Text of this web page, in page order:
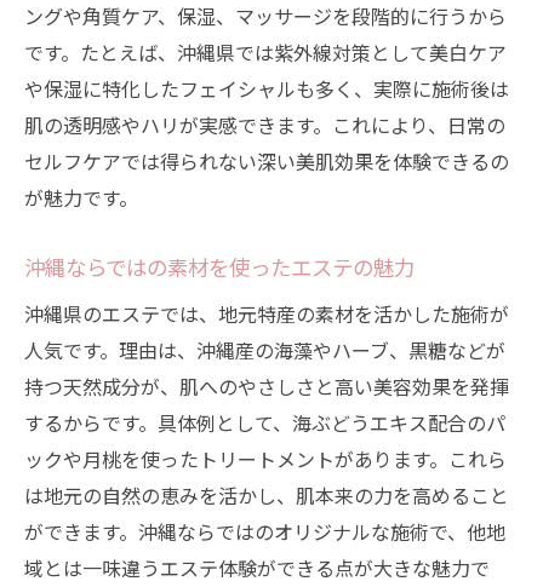
ングや角質ケア、保湿、マッサージを段階的に行うから
です。たとえば、沖縄県では紫外線対策として美白ケア
や保湿に特化したフェイシャルも多く、実際に施術後は
肌の透明感やハリが実感できます。これにより、日常の
セルフケアでは得られない深い美肌効果を体験できるの
が魅力です。
沖縄ならではの素材を使ったエステの魅力
沖縄県のエステでは、地元特産の素材を活かした施術が
人気です。理由は、沖縄産の海藻やハーブ、黒糖などが
持つ天然成分が、肌へのやさしさと高い美容効果を発揮
するからです。具体例として、海ぶどうエキス配合のパ
ックや月桃を使ったトリートメントがあります。これら
は地元の自然の恵みを活かし、肌本来の力を高めること
ができます。沖縄ならではのオリジナルな施術で、他地
域とは一味違うエステ体験ができる点が大きな魅力で